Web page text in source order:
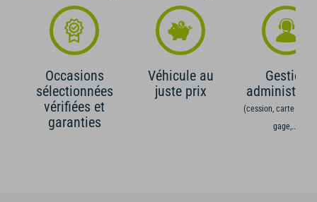
Occasions
sélectionnées
vérifiées et
garanties
Véhicule au
juste prix
Gestion
(cession, carte grise,
gage,...)